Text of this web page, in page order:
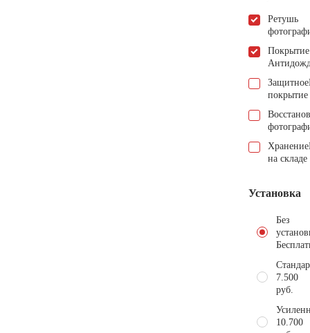
Ретушь
Покрытие
Защитное
покрытие
Хранение
на складе
Установка
Без
7.500
руб.
10.700